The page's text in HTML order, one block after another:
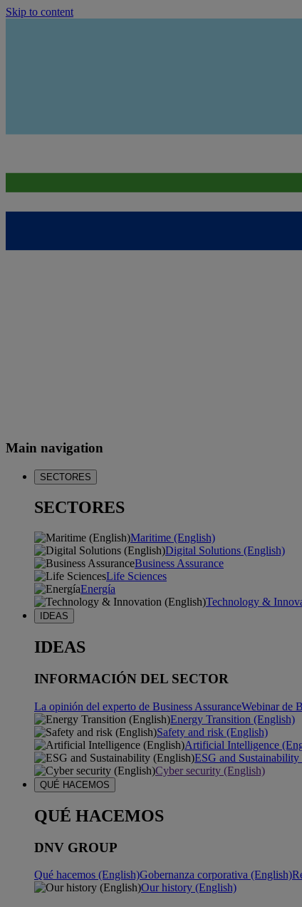
Skip to content
Main navigation
SECTORES
SECTORES
Maritime (English)
Digital Solutions (English)
Business Assurance
Life Sciences
Energía
Technology &
IDEAS
IDEAS
INFORMACIÓN DEL SECTOR
La opinión del experto de Business AssuranceWebinar de
Energy Transition (English)
Safety and risk (English)
Artificial Intelligence
ESG and
Cyber security (English)
QUÉ HACEMOS
QUÉ HACEMOS
DNV GROUP
Qué hacemos (English)Gobernanza corporativa (English)
Our history (English)